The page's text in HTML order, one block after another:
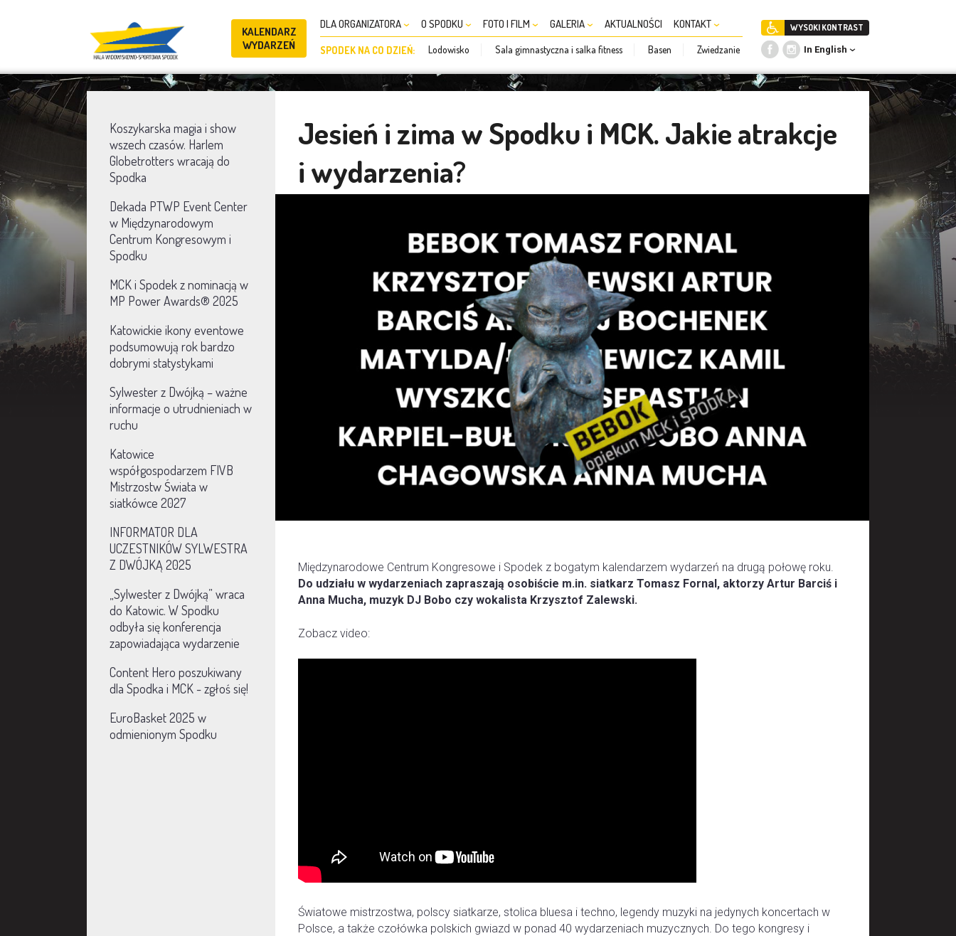
KALENDARZ
WYDARZEŃ
DLA ORGANIZATORA O SPODKU FOTO I FILM GALERIA AKTUALNOŚCI KONTAKT
SPODEK NA CO DZIEŃ: Lodowisko Sala gimnastyczna i salka fitness Basen Zwiedzanie
WYSOKI KONTRAST
In English
Koszykarska magia i show
wszech czasów. Harlem
Globetrotters wracają do
Spodka
Dekada PTWP Event Center
w Międzynarodowym
Centrum Kongresowym i
Spodku
MCK i Spodek z nominacją w
MP Power Awards® 2025
Katowickie ikony eventowe
podsumowują rok bardzo
dobrymi statystykami
Sylwester z Dwójką – ważne
informacje o utrudnieniach w
ruchu
Katowice
współgospodarzem FIVB
Mistrzostw Świata w
siatkówce 2027
INFORMATOR DLA
UCZESTNIKÓW SYLWESTRA
Z DWÓJKĄ 2025
„Sylwester z Dwójką” wraca
do Katowic. W Spodku
odbyła się konferencja
zapowiadająca wydarzenie
Content Hero poszukiwany
dla Spodka i MCK - zgłoś się!
EuroBasket 2025 w
odmienionym Spodku
Jesień i zima w Spodku i MCK. Jakie atrakcje
i wydarzenia?
Międzynarodowe Centrum Kongresowe i Spodek z bogatym kalendarzem wydarzeń na drugą połowę roku.
Do udziału w wydarzeniach zapraszają osobiście m.in. siatkarz Tomasz Fornal, aktorzy Artur Barciś i
Anna Mucha, muzyk DJ Bobo czy wokalista Krzysztof Zalewski.
Zobacz video:
Światowe mistrzostwa, polscy siatkarze, stolica bluesa i techno, legendy muzyki na jedynych koncertach w
Polsce, a także czołówka polskich gwiazd w ponad 40 wydarzeniach muzycznych. Do tego kongresy i